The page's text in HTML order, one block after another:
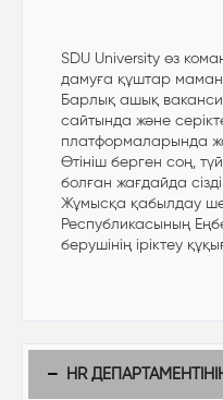
SDU University өз
дамуға құштар
Барлық ашық
сайтында және
платформаларында
Өтініш берген соң,
болған жағдайда
Жұмысқа қабылдау
Республикасының
берушінің іріктеу
HR